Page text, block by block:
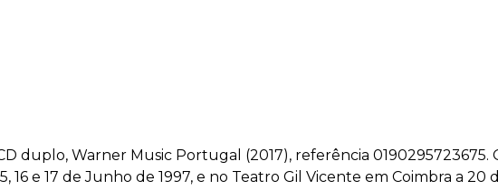
duplo, Warner Music Portugal (2017), referência
16 e 17 de Junho de 1997, e no Teatro Gil Vicente em Coimbra a 20